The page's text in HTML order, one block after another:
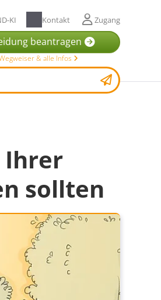
KI Kontakt Zugang
beantragen
& alle Infos
Ihrer
sollten